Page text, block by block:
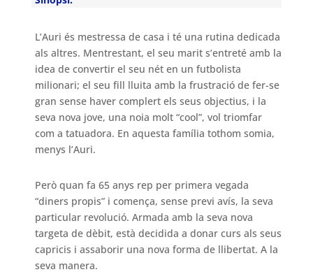
L’Auri és mestressa de casa i té una rutina dedicada
als altres. Mentrestant, el seu marit s’entreté amb la
idea de convertir el seu nét en un futbolista
milionari; el seu fill lluita amb la frustració de fer-se
gran sense haver complert els seus objectius, i la
seva nova jove, una noia molt “cool”, vol triomfar
com a tatuadora. En aquesta família tothom somia,
menys l’Auri.
Però quan fa 65 anys rep per primera vegada
“diners propis” i comença, sense previ avís, la seva
particular revolució. Armada amb la seva nova
targeta de dèbit, està decidida a donar curs als seus
capricis i assaborir una nova forma de llibertat. A la
seva manera.